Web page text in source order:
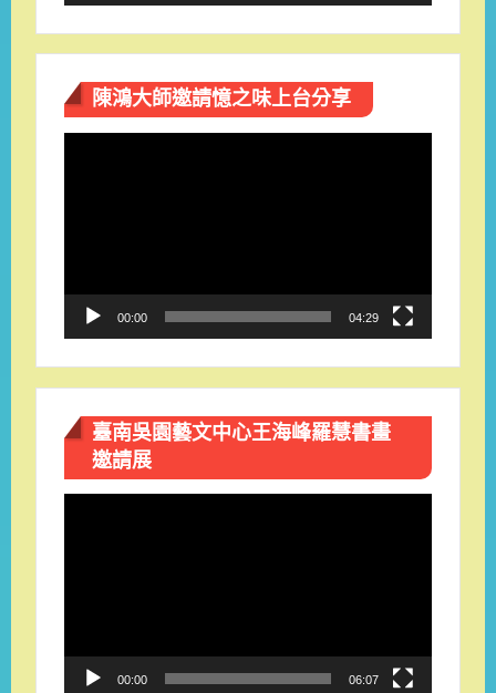
陳鴻大師邀請憶之味上台分享
00:00 04:29
臺南吳園藝文中心王海峰羅慧書畫
邀請展
00:00 06:07